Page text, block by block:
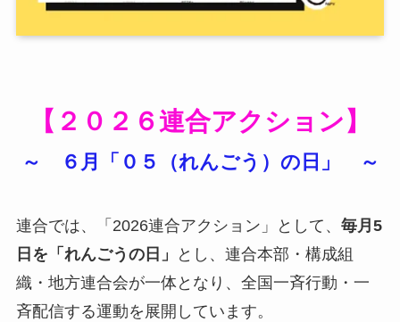
【２０２６連合アクション】
～ ６月「０５ （れんごう ） の日 」 ～
連合では、「2026連合アクション」として、 毎月5
日を「れんごうの日」
とし、連合本部・構成組
織・地方連合会が一体となり、全国一斉行動・一
斉配信する運動を展開しています。